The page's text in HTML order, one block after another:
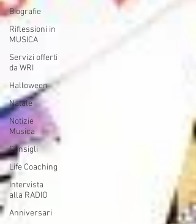
Biografie
Riflessioni in
MUSICA
Servizi offerti
da WRI
Halloween
Natale
Notizie
Musica
Consigli
Life Coaching
Intervista
alla RADIO
Anniversari